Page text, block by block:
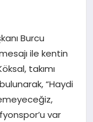
Burcu
ile kentin
takımı
“Haydi
var